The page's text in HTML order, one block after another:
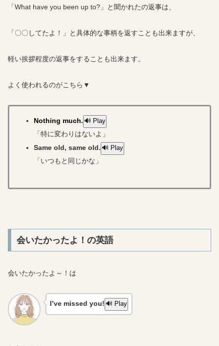
「What have you been up to?」と聞かれたの返事は、
「〇〇してたよ！」と具体的な事柄を返すことも出来ますが、
軽い挨拶程度の返事をすることも出来ます。
よく使われるのがこちら▼
Nothing much. 🔊 Play
「特に変わりはないよ」
Same old, same old. 🔊 Play
「いつもと同じかな」
会いたかったよ！の英語
会いたかったよ～！は
I’ve missed you! 🔊 Play